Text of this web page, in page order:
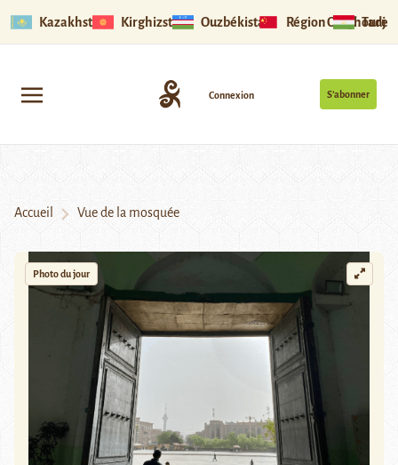
Kazakhstan Kirghizstan Ouzbékistan Région Ouïghoure
S’abonner
Connexion
Accueil Vue de la mosquée
Photo du jour